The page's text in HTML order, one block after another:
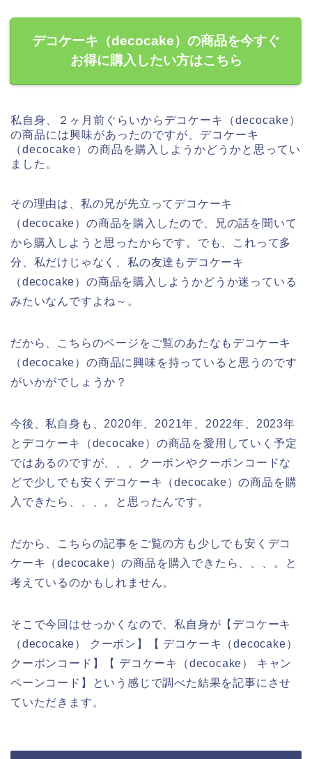
デコケーキ（decocake）の商品を今すぐ
お得に購入したい方はこちら
私自身、２ヶ月前ぐらいからデコケーキ（decocake）
の商品には興味があったのですが、デコケーキ
（decocake）の商品を購入しようかどうかと思ってい
ました。
その理由は、私の兄が先立ってデコケーキ
（decocake）の商品を購入したので、兄の話を聞いて
から購入しようと思ったからです。でも、これって多
分、私だけじゃなく、私の友達もデコケーキ
（decocake）の商品を購入しようかどうか迷っている
みたいなんですよね～。
だから、こちらのページをご覧のあたなもデコケーキ
（decocake）の商品に興味を持っていると思うのです
がいかがでしょうか？
今後、私自身も、2020年、2021年、2022年、2023年
とデコケーキ（decocake）の商品を愛用していく予定
ではあるのですが、、、クーポンやクーポンコードな
どで少しでも安くデコケーキ（decocake）の商品を購
入できたら、、、。と思ったんです。
だから、こちらの記事をご覧の方も少しでも安くデコ
ケーキ（decocake）の商品を購入できたら、、、。と
考えているのかもしれません。
そこで今回はせっかくなので、私自身が【デコケーキ
（decocake） クーポン】【 デコケーキ（decocake）
クーポンコード】【 デコケーキ（decocake） キャン
ペーンコード】という感じで調べた結果を記事にさせ
ていただきます。